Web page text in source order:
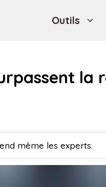
Outils
la
même les experts.